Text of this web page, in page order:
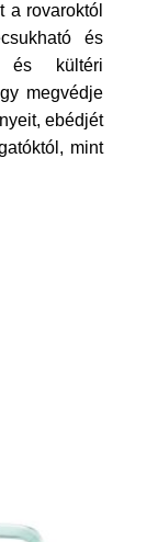
a rovaroktól
és
és kültéri
megvédje
ebédjét
mint